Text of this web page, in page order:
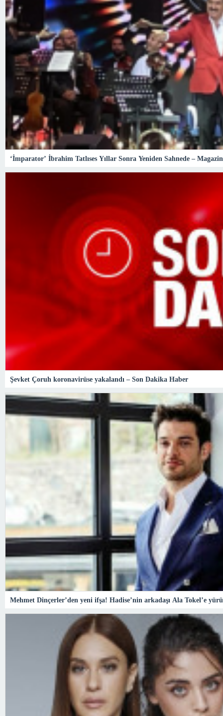
‘İmparator’ İbrahim Tatlıses Yıllar Sonra Yeniden Sahnede – Magazin
Şevket Çoruh koronavirüse yakalandı – Son Dakika Haber
Mehmet Dinçerler’den yeni ifşa! Hadise’nin arkadaşı Ala Tokel’e